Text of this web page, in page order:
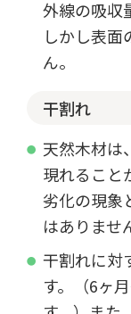
外線の吸収
しかし表面
ん。
干割れ
天然木材は
現れること
劣化の現象
はありませ
干割れに対
す。（6ヶ